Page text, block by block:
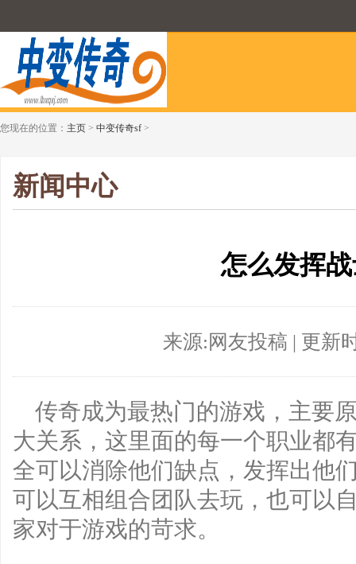
您现在的位置： 主页 > 中变传奇sf >
新闻中心
怎么发挥
来源:网友投稿 | 更新
传奇成为最热门的游戏，主要
大关系，这里面的每一个职业都
全可以消除他们缺点，发挥出他
可以互相组合团队去玩，也可以
家对于游戏的苛求。